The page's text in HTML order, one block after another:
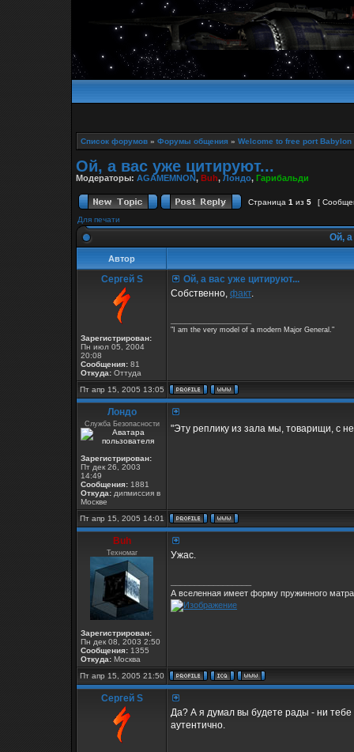
Список форумов » Форумы общения » Welcome to free port Babylon
Ой, а вас уже цитируют...
Модераторы: AGAMEMNON, Buh, Лондо, Гарибальди
Страница 1 из 5
[
Для печати
Ой, а
Автор
Сергей S
Зарегистрирован:
Пн июл 05, 2004
20:08
Сообщения: 81
Откуда: Оттуда
Ой, а вас уже цитируют...
Собственно, факт.
"I am the very model of a modern Major General."
Пт апр 15, 2005 13:05
Лондо
Служба Безопасности
Зарегистрирован:
Пт дек 26, 2003
14:49
Сообщения: 1881
Откуда: дипмиссия в
Москве
"Эту реплику из зала мы, товарищи, с
Пт апр 15, 2005 14:01
Buh
Техномаг
Зарегистрирован:
Пн дек 08, 2003 2:50
Сообщения: 1355
Откуда: Москва
Ужас.
А вселенная имеет форму пружинного
Пт апр 15, 2005 21:50
Сергей S
Да? А я думал вы будете рады - ни тебе
аутентично.